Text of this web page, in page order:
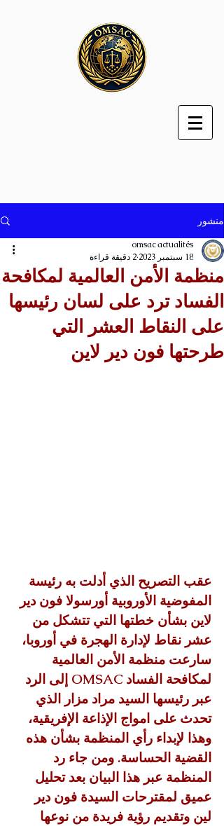
منشور
منظمة الأمن العالمية لمكافحة
الفساد ترد على لسان رئيسها
على النقاط العشر التي
طرحتها فون دير لاين
omsac actualités
18 سبتمبر 2023
2 دقيقة قراءة
عقب التصريح الذي أدلت به رئيسة
المفوضية الأوروبية أورسولا فون دير
لاين بشأن خطتها التي تتشكل من
عشر نقاط لإدارة الهجرة في أوروبا،
سارعت منظمة الأمن العالمية
لمكافحة الفساد OMSAC إلى الرد
عبر رئيسها السيد مراد مزار الذي
تحدث على امواج الإذاعة الإفريقية،
وهذا لإبداء رأي المنظمة بشأن هذه
القضية الحساسة. ومن جاء رد
المنظمة عبر هذا البيان بعد تحليل
عميق لمقترحات السيدة فون دير
لين وتقديم رؤية فريدة من نوعها